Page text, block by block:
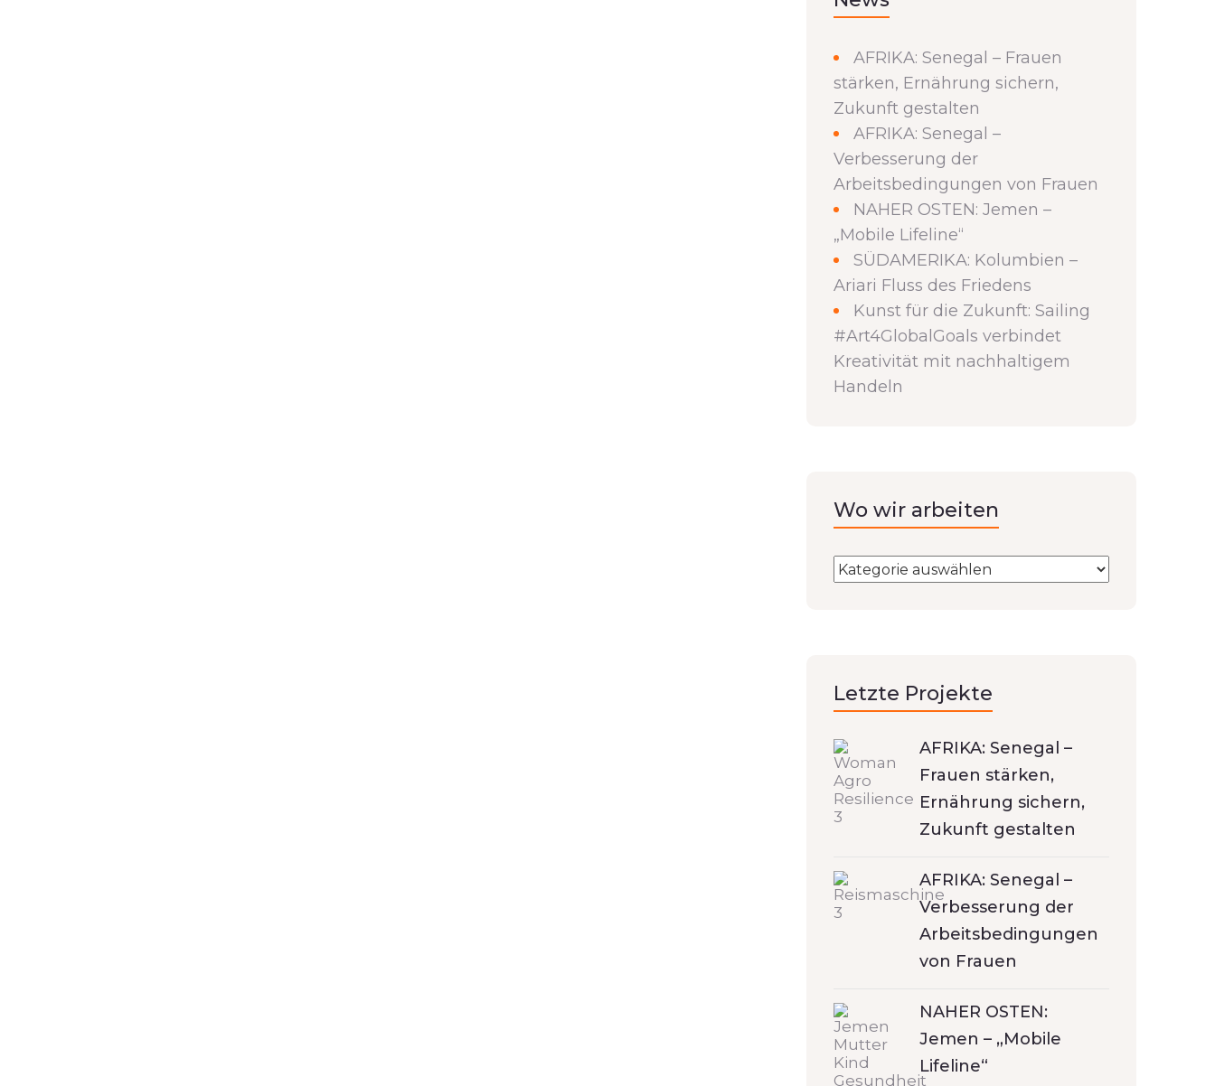
AFRIKA: Senegal – Frauen
stärken, Ernährung sichern,
Zukunft gestalten
AFRIKA: Senegal –
Verbesserung der
Arbeitsbedingungen von Frauen
NAHER OSTEN: Jemen –
„Mobile Lifeline“
SÜDAMERIKA: Kolumbien –
Ariari Fluss des Friedens
Kunst für die Zukunft: Sailing
#Art4GlobalGoals verbindet
Kreativität mit nachhaltigem
Handeln
Wo wir arbeiten
Letzte Projekte
AFRIKA: Senegal –
Frauen stärken,
Ernährung sichern,
Zukunft gestalten
AFRIKA: Senegal –
Verbesserung der
Arbeitsbedingungen
von Frauen
NAHER OSTEN:
Jemen – „Mobile
Lifeline“